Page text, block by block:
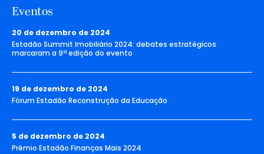
Eventos
20 de dezembro de 2024
Estadão Summit Imobiliário 2024: debates estratégicos
marcaram a 9ª edição do evento
19 de dezembro de 2024
Fórum Estadão Reconstrução da Educação
5 de dezembro de 2024
Prêmio Estadão Finanças Mais 2024